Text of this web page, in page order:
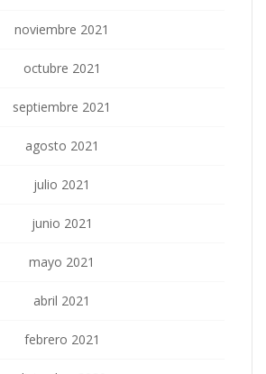
noviembre 2021
octubre 2021
septiembre 2021
agosto 2021
julio 2021
junio 2021
mayo 2021
abril 2021
febrero 2021